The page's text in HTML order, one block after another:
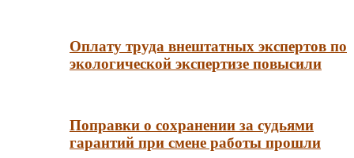
Оплату труда внештатных экспертов по
экологической экспертизе повысили
Поправки о сохранении за судьями
гарантий при смене работы прошли